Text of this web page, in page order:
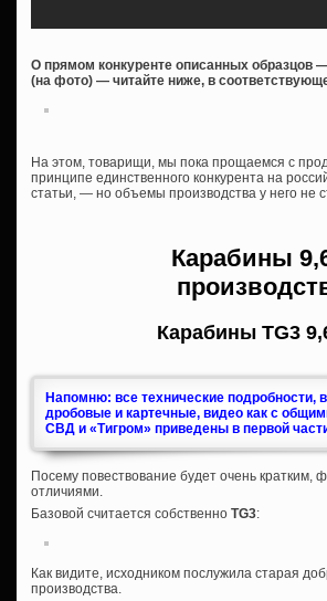
О прямом конкуренте описанных образцов
(на фото) — читайте ниже, в
На этом, товарищи, мы пока прощаемся с
принципе единственного конкурента на
статьи, — но объемы производства у него не
Карабины
Карабины TG3
Напомню: все технические подробности,
дробовые и картечные, видео как с
СВД и «Тигром» приведены в первой
Посему повествование будет очень
отличиями.
Базовой считается собственно TG3:
Как видите, исходником послужила старая
производства.